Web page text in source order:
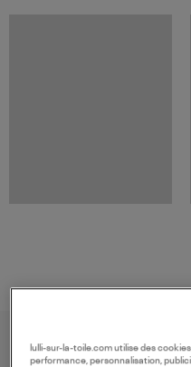
VOUS AIMEREZ AUSSI
lulli-sur-la-toile.com utilise des
performance, personnalisation,